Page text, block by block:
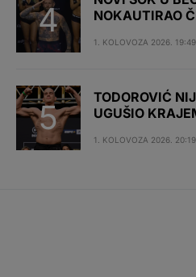
NOKAUTIRAO
1. KOLOVOZA 2026. 19:49
TODOROVIĆ
UGUŠIO
1. KOLOVOZA 2026. 20:19